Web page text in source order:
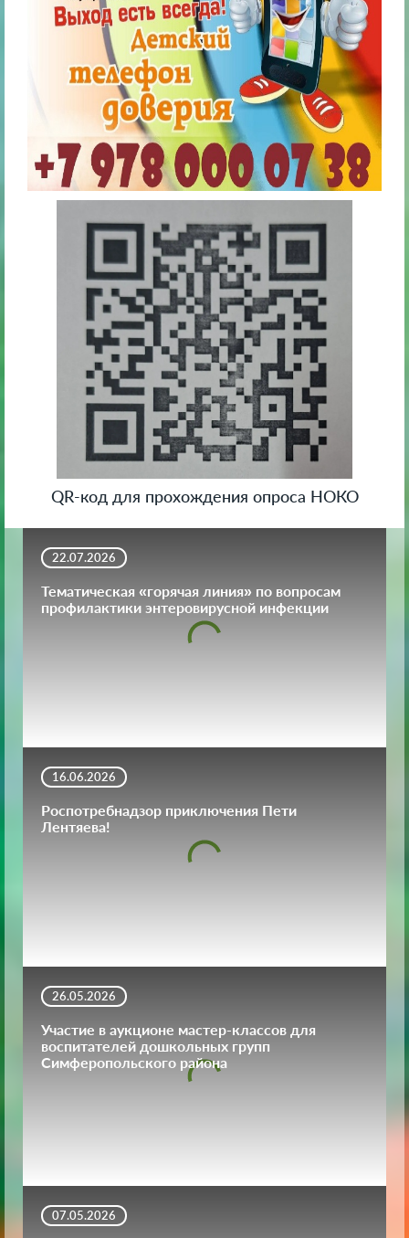
QR-код для прохождения опроса НОКО
22.07.2026
Тематическая «горячая линия» по вопросам
профилактики энтеровирусной инфекции
16.06.2026
Роспотребнадзор приключения Пети
Лентяева!
26.05.2026
Участие в аукционе мастер-классов для
воспитателей дошкольных групп
Симферопольского района
07.05.2026